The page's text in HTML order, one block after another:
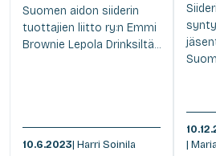
Suomen aidon siiderin
tuottajien liitto ry:n Emmi
Brownie Lepola Drinksiltä...
10.6.2023| Harri Soinila
|